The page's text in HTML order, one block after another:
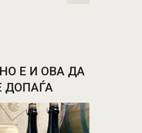
Е И ОВА ДА
ДОПАЃА